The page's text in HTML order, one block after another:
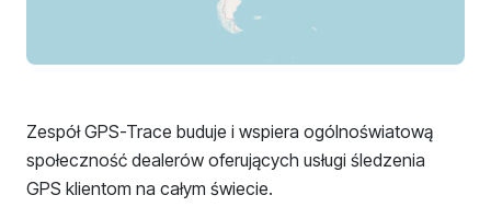
Zespół GPS-Trace buduje i wspiera ogólnoświatową
społeczność dealerów oferujących usługi śledzenia
GPS klientom na całym świecie.